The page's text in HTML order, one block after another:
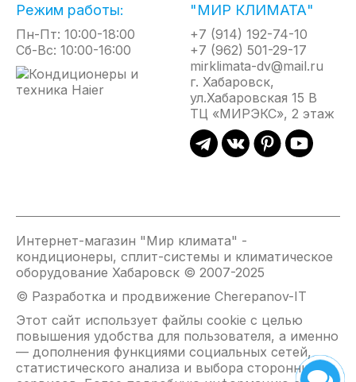
пульта дистанционного управления. С мобильным
кондиционером серии Eclipse комфортная
атмосфера именно там – где вам нужно!
Режим работы:
Пн-Пт: 10:00-18:00
Сб-Вс: 10:00-16:00
"МИР КЛИМАТА"
+7 (914) 192-74-10
+7 (962) 501-29-17
mirklimata-dv@mail.ru
г. Хабаровск,
ул.Хабаровская 15 В
ТЦ «МИРЭКС», 2 этаж
Интернет-магазин "Мир климата" -
кондиционеры, сплит-системы и климатическое
оборудование Хабаровск © 2007-2025
© Разработка и продвижение Cherepanov-IT
Этот сайт использует файлы cookie с целью
повышения удобства для пользователя, а именно
— дополнения функциями социальных сетей,
статистического анализа и выбора сторонних